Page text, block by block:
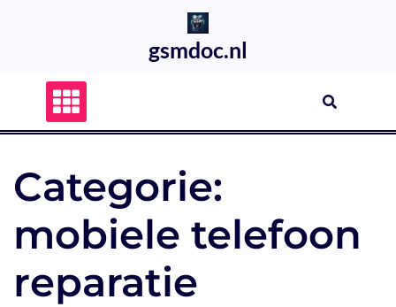
gsmdoc.nl
Categorie:
mobiele telefoon
reparatie